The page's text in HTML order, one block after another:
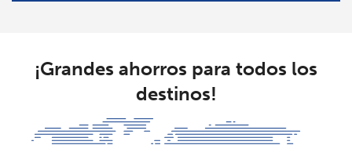
¡Grandes ahorros para todos los
destinos!